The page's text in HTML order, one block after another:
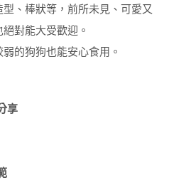
、棒狀等，前所未見、可愛又
對能大受歡迎。
的狗狗也能安心食用。
享